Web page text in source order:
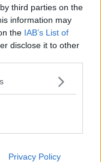
third parties on the
information may
the IAB’s List of
disclose it to other
Privacy Policy
due battaglie di
dal quale sia
l’insenatura col
fortezza prende